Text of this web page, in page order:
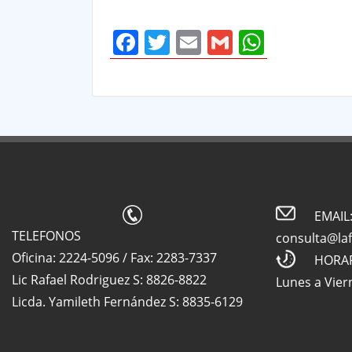
Facebook
Twitter
Email
Gmail
TELEFONOS
Oficina: 2224-5096 / Fax: 2283-7337
Lic Rafael Rodriguez S: 8826-8822
Licda. Yamileth Fernández S: 8835-6129
EMAIL:
Lunes a